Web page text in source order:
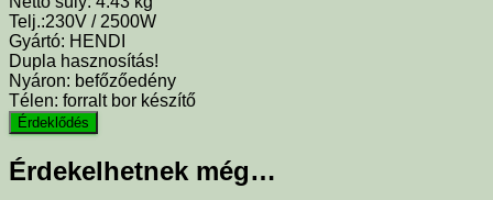
Telj.:230V / 2500W
Gyártó: HENDI
Dupla hasznosítás!
Nyáron: befőzőedény
Télen: forralt bor készítő
Érdekelhetnek még…